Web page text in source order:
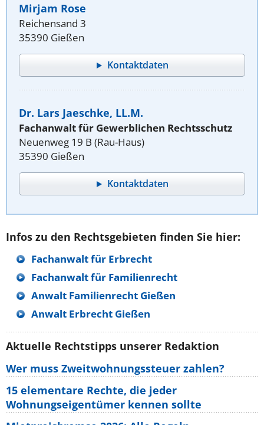
Mirjam Rose
Reichensand 3
35390 Gießen
Kontaktdaten
Dr. Lars Jaeschke, LL.M.
Fachanwalt für Gewerblichen Rechtsschutz
Neuenweg 19 B (Rau-Haus)
35390 Gießen
Kontaktdaten
Infos zu den Rechtsgebieten finden Sie hier:
Fachanwalt für Erbrecht
Fachanwalt für Familienrecht
Anwalt Familienrecht Gießen
Anwalt Erbrecht Gießen
Aktuelle Rechtstipps unserer Redaktion
Wer muss Zweitwohnungssteuer zahlen?
15 elementare Rechte, die jeder
Wohnungseigentümer kennen sollte